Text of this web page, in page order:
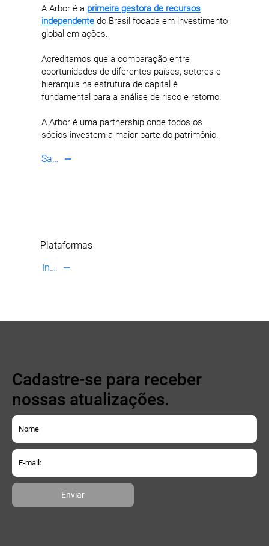
A Arbor é a primeira gestora de recursos
independentedo Brasil focada em investimento
global em ações.
Acreditamos que a comparação entre
oportunidades de diferentes países, setores e
hierarquia na estrutura de capital é
fundamental para a análise de risco e retorno.
A Arbor é uma partnership onde todos os
sócios investem a maior parte do patrimônio.
Saiba mais
Investir
Plataformas
Enviar
Cadastre-se para receber
nossas atualizações.